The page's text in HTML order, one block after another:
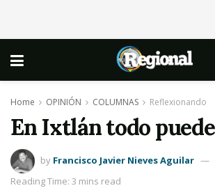
Home OPINIÓN COLUMNAS Reflexionando
En Ixtlán todo
by Francisco Javier Nieves Aguilar
Reading Time: 3 mins read